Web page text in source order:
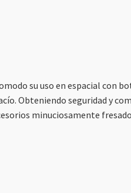
su uso en espacial con
Obteniendo seguridad y
minuciosamente